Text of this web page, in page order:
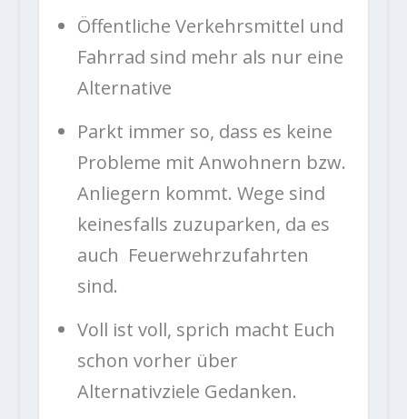
Öffentliche Verkehrsmittel und
Fahrrad sind mehr als nur eine
Alternative
Parkt immer so, dass es keine
Probleme mit Anwohnern bzw.
Anliegern kommt. Wege sind
keinesfalls zuzuparken, da es
auch Feuerwehrzufahrten
sind.
Voll ist voll, sprich macht Euch
schon vorher über
Alternativziele Gedanken.